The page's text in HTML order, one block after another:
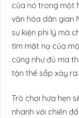
của nó trong một
văn hóa dân gian
sự kiện phi lý mà
tìm mặt nạ của
cũng như đủ ma
tận thế sắp xảy ra.
Trò chơi hứa hẹn
nhanh với chiến